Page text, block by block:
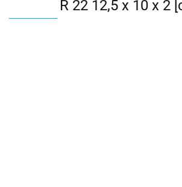
R 22 12,5 x 10 x 2